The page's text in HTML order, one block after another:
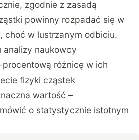
zgodnie z zasadą
powinny rozpadać się w
choć w lustrzanym odbiciu.
analizy naukowcy
różnicę w ich
fizyki cząstek
wartość –
o statystycznie istotnym